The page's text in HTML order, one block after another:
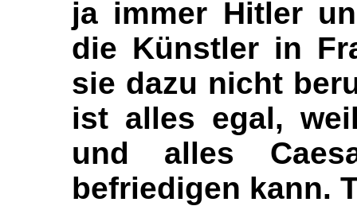
ja immer Hitler
die Künstler in
sie dazu nicht
ist alles egal,
und alles
befriedigen kann.